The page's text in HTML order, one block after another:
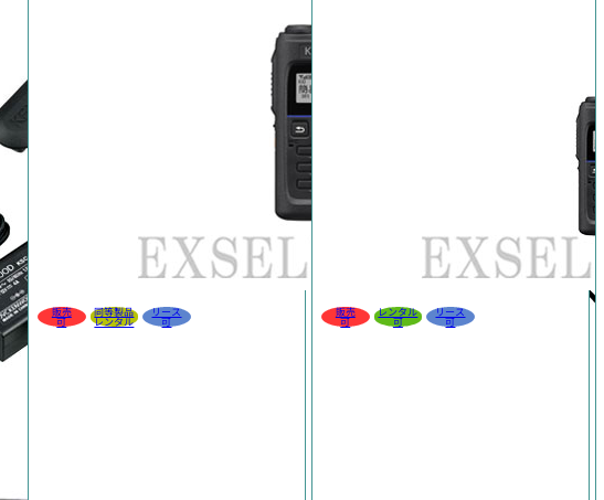
販売
可
同等製品
レンタル
リース
可
販売
可
レンタル
可
リース
可